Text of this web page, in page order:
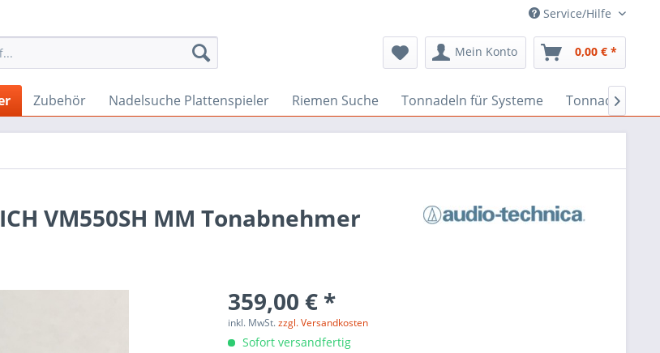
Service/Hilfe
Mein Konto 0,00 € *
Zubehör Nadelsuche Plattenspieler Riemen Suche Tonnadeln für Systeme Tonnadeln

VM550SH MM Tonabnehmer
359,00 € *
inkl. MwSt.zzgl. Versandkosten
Sofort versandfertig